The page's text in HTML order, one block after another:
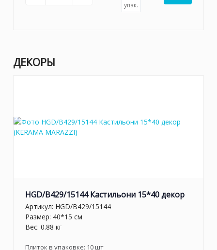
упак.
ДЕКОРЫ
HGD/B429/15144 Кастильони 15*40 декор
Артикул: HGD/B429/15144
Размер: 40*15 см
Вес: 0.88 кг
Плиток в упаковке: 10шт